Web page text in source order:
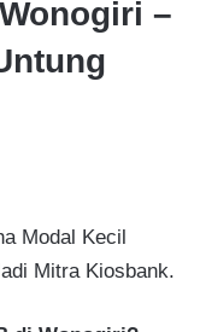
–
Modal Kecil
Mitra Kiosbank.